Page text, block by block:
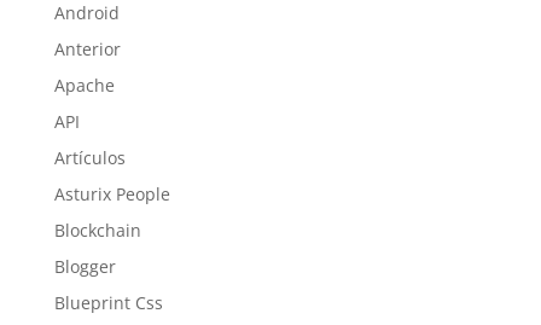
Android
Anterior
Apache
API
Artículos
Asturix People
Blockchain
Blogger
Blueprint Css